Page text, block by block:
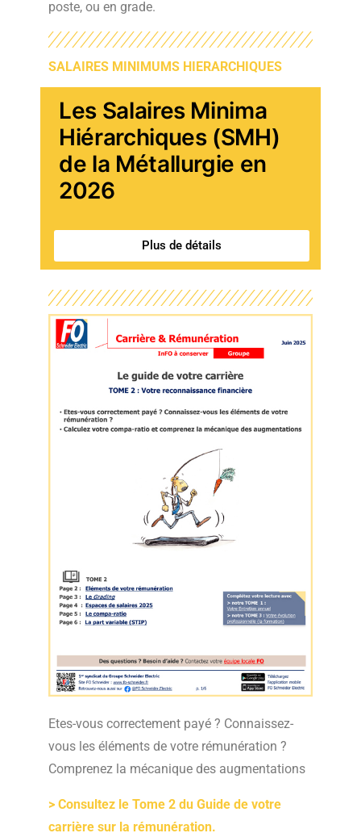
poste, ou en grade.
SALAIRES MINIMUMS HIERARCHIQUES
Les Salaires Minima
Hiérarchiques (SMH)
de la Métallurgie en
2026
Plus de détails
Etes-vous correctement payé ? Connaissez-
vous les éléments de votre rémunération ?
Comprenez la mécanique des augmentations
> Consultez le Tome 2 du Guide de votre
carrière sur la rémunération.